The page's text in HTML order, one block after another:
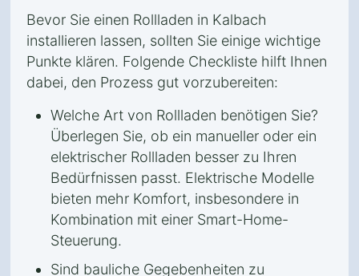
Bevor Sie einen Rollladen in Kalbach
installieren lassen, sollten Sie einige wichtige
Punkte klären. Folgende Checkliste hilft Ihnen
dabei, den Prozess gut vorzubereiten:
Welche Art von Rollladen benötigen Sie?
Überlegen Sie, ob ein manueller oder ein
elektrischer Rollladen besser zu Ihren
Bedürfnissen passt. Elektrische Modelle
bieten mehr Komfort, insbesondere in
Kombination mit einer Smart-Home-
Steuerung.
Sind bauliche Gegebenheiten zu